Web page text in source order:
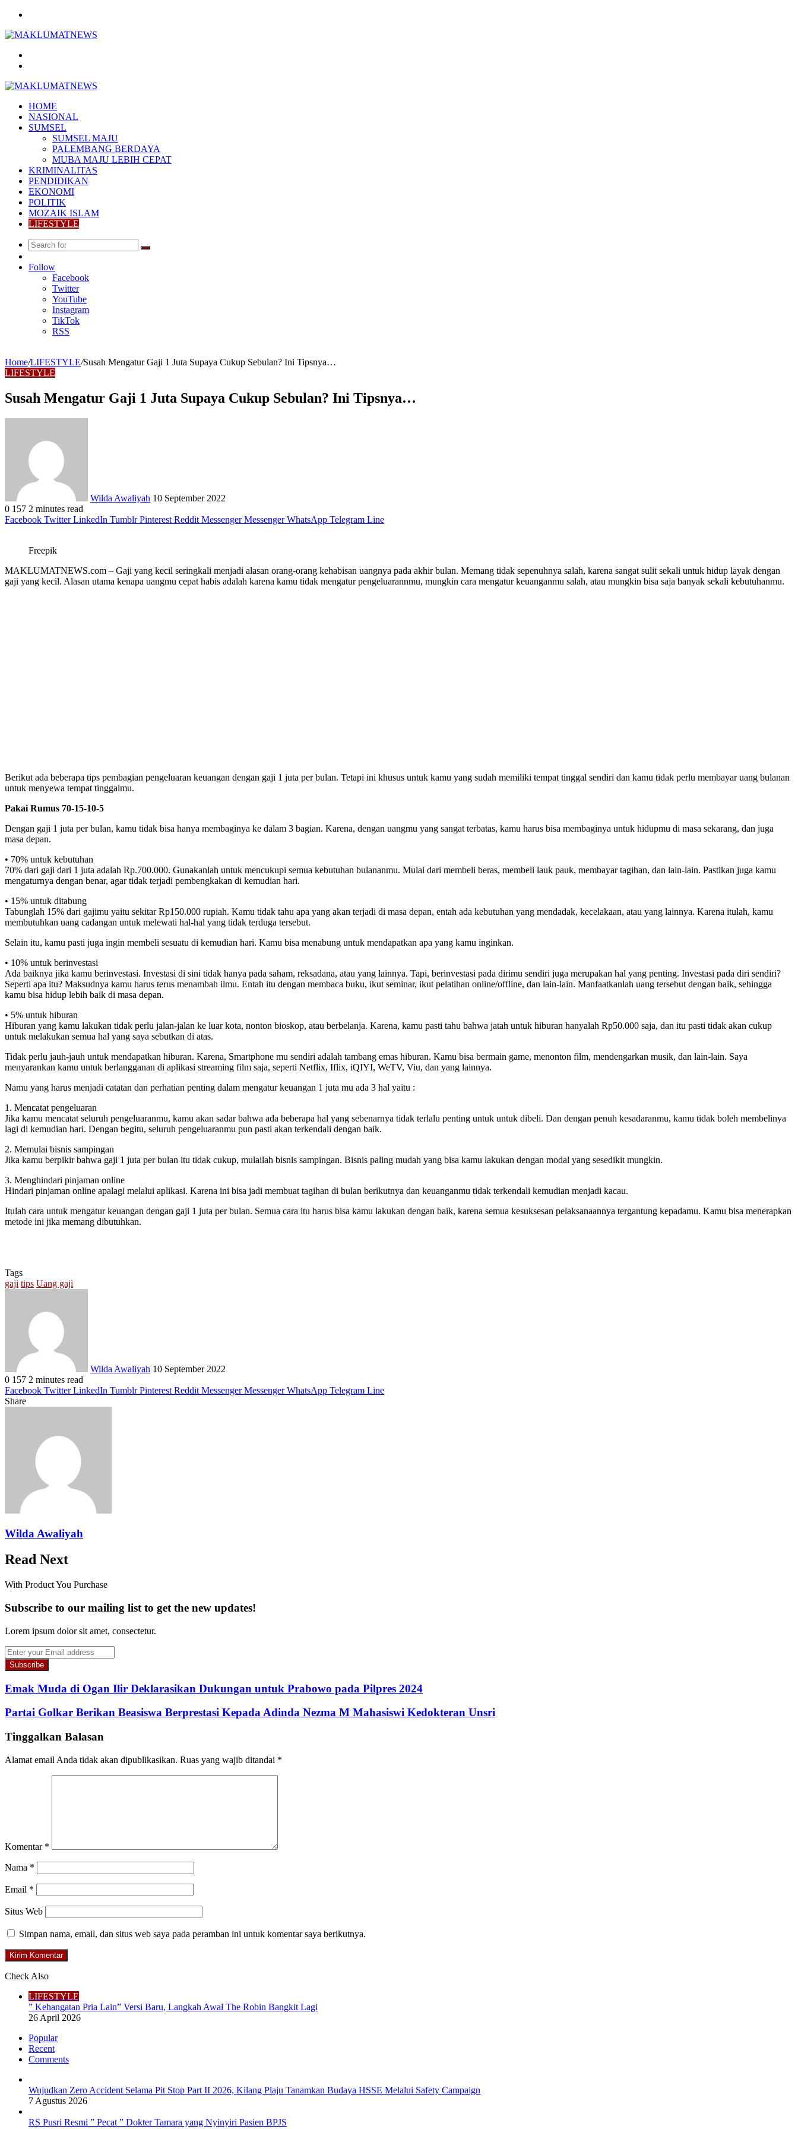
HOME
NASIONAL
SUMSEL
SUMSEL MAJU
PALEMBANG BERDAYA
MUBA MAJU LEBIH CEPAT
KRIMINALITAS
PENDIDIKAN
EKONOMI
POLITIK
MOZAIK ISLAM
LIFESTYLE
Search
Article
Follow
Facebook
Twitter
YouTube
Instagram
TikTok
RSS
Home/LIFESTYLE/Susah Mengatur Gaji 1 Juta Supaya Cukup Sebulan? Ini Tipsnya…
LIFESTYLE
Susah Mengatur Gaji 1 Juta Supaya Cukup Sebulan? Ini Tipsnya…
Wilda Awaliyah 10 September 2022
0 157 2 minutes read
Facebook Twitter LinkedIn Tumblr Pinterest Reddit Messenger Messenger WhatsApp Telegram Line
Freepik
MAKLUMATNEWS.com – Gaji yang kecil seringkali menjadi alasan orang-orang kehabisan uangnya pada akhir bulan. Memang tidak sepenuhnya salah, karena sangat sulit sekali untuk hidup layak dengan
gaji yang kecil. Alasan utama kenapa uangmu cepat habis adalah karena kamu tidak mengatur pengeluarannmu, mungkin cara mengatur keuanganmu salah, atau mungkin bisa saja banyak sekali kebutuhanmu.
Berikut ada beberapa tips pembagian pengeluaran keuangan dengan gaji 1 juta per bulan. Tetapi ini khusus untuk kamu yang sudah memiliki tempat tinggal sendiri dan kamu tidak perlu membayar uang bulanan
untuk menyewa tempat tinggalmu.
Pakai Rumus 70-15-10-5
Dengan gaji 1 juta per bulan, kamu tidak bisa hanya membaginya ke dalam 3 bagian. Karena, dengan uangmu yang sangat terbatas, kamu harus bisa membaginya untuk hidupmu di masa sekarang, dan juga
masa depan.
• 70% untuk kebutuhan
70% dari gaji dari 1 juta adalah Rp.700.000. Gunakanlah untuk mencukupi semua kebutuhan bulananmu. Mulai dari membeli beras, membeli lauk pauk, membayar tagihan, dan lain-lain. Pastikan juga kamu
mengaturnya dengan benar, agar tidak terjadi pembengkakan di kemudian hari.
• 15% untuk ditabung
Tabunglah 15% dari gajimu yaitu sekitar Rp150.000 rupiah. Kamu tidak tahu apa yang akan terjadi di masa depan, entah ada kebutuhan yang mendadak, kecelakaan, atau yang lainnya. Karena itulah, kamu
membutuhkan uang cadangan untuk melewati hal-hal yang tidak terduga tersebut.
Selain itu, kamu pasti juga ingin membeli sesuatu di kemudian hari. Kamu bisa menabung untuk mendapatkan apa yang kamu inginkan.
• 10% untuk berinvestasi
Ada baiknya jika kamu berinvestasi. Investasi di sini tidak hanya pada saham, reksadana, atau yang lainnya. Tapi, berinvestasi pada dirimu sendiri juga merupakan hal yang penting. Investasi pada diri sendiri?
Seperti apa itu? Maksudnya kamu harus terus menambah ilmu. Entah itu dengan membaca buku, ikut seminar, ikut pelatihan online/offline, dan lain-lain. Manfaatkanlah uang tersebut dengan baik, sehingga
kamu bisa hidup lebih baik di masa depan.
• 5% untuk hiburan
Hiburan yang kamu lakukan tidak perlu jalan-jalan ke luar kota, nonton bioskop, atau berbelanja. Karena, kamu pasti tahu bahwa jatah untuk hiburan hanyalah Rp50.000 saja, dan itu pasti tidak akan cukup
untuk melakukan semua hal yang saya sebutkan di atas.
Tidak perlu jauh-jauh untuk mendapatkan hiburan. Karena, Smartphone mu sendiri adalah tambang emas hiburan. Kamu bisa bermain game, menonton film, mendengarkan musik, dan lain-lain. Saya
menyarankan kamu untuk berlangganan di aplikasi streaming film saja, seperti Netflix, Iflix, iQIYI, WeTV, Viu, dan yang lainnya.
Namu yang harus menjadi catatan dan perhatian penting dalam mengatur keuangan 1 juta mu ada 3 hal yaitu :
1. Mencatat pengeluaran
Jika kamu mencatat seluruh pengeluaranmu, kamu akan sadar bahwa ada beberapa hal yang sebenarnya tidak terlalu penting untuk untuk dibeli. Dan dengan penuh kesadaranmu, kamu tidak boleh membelinya
lagi di kemudian hari. Dengan begitu, seluruh pengeluaranmu pun pasti akan terkendali dengan baik.
2. Memulai bisnis sampingan
Jika kamu berpikir bahwa gaji 1 juta per bulan itu tidak cukup, mulailah bisnis sampingan. Bisnis paling mudah yang bisa kamu lakukan dengan modal yang sesedikit mungkin.
3. Menghindari pinjaman online
Hindari pinjaman online apalagi melalui aplikasi. Karena ini bisa jadi membuat tagihan di bulan berikutnya dan keuanganmu tidak terkendali kemudian menjadi kacau.
Itulah cara untuk mengatur keuangan dengan gaji 1 juta per bulan. Semua cara itu harus bisa kamu lakukan dengan baik, karena semua kesuksesan pelaksanaannya tergantung kepadamu. Kamu bisa menerapkan
metode ini jika memang dibutuhkan.
Tags
gaji tips Uang gaji
Wilda Awaliyah 10 September 2022
0 157 2 minutes read
Facebook Twitter LinkedIn Tumblr Pinterest Reddit Messenger Messenger WhatsApp Telegram Line
Share
Wilda Awaliyah
Read Next
With Product You Purchase
Subscribe to our mailing list to get the new updates!
Lorem ipsum dolor sit amet, consectetur.
Enter
your
Email
address
Emak Muda di Ogan Ilir Deklarasikan Dukungan untuk Prabowo pada Pilpres 2024
Partai Golkar Berikan Beasiswa Berprestasi Kepada Adinda Nezma M Mahasiswi Kedokteran Unsri
Tinggalkan Balasan
Alamat email Anda tidak akan dipublikasikan. Ruas yang wajib ditandai *
Komentar *
Nama *
Email *
Situs Web
Simpan nama, email, dan situs web saya pada peramban ini untuk komentar saya berikutnya.
Check Also
LIFESTYLE
” Kehangatan Pria Lain” Versi Baru, Langkah Awal The Robin Bangkit Lagi
26 April 2026
Popular
Recent
Comments
Wujudkan Zero Accident Selama Pit Stop Part II 2026, Kilang Plaju Tanamkan Budaya HSSE Melalui Safety Campaign
7 Agustus 2026
RS Pusri Resmi ” Pecat ” Dokter Tamara yang Nyinyiri Pasien BPJS